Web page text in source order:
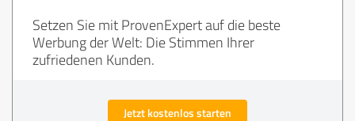
Setzen Sie mit ProvenExpert auf die beste
Werbung der Welt: Die Stimmen Ihrer
zufriedenen Kunden.
Jetzt kostenlos starten